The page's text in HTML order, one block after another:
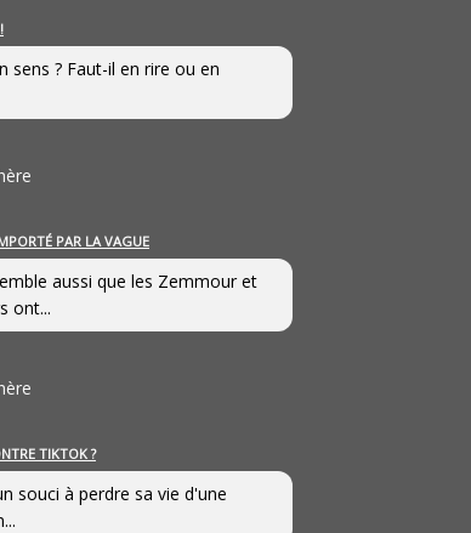
sens ? Faut-il en rire ou en
PAR LA VAGUE
aussi que les Zemmour et
ont...
TIKTOK ?
souci à perdre sa vie d'une